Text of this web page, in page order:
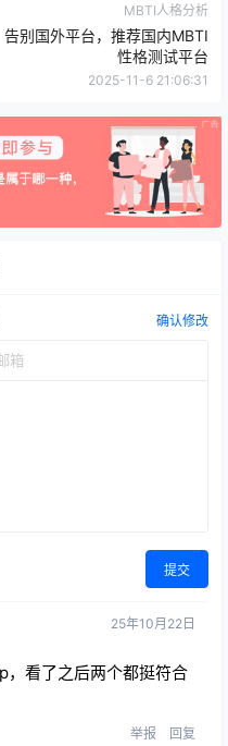
MBTI人格分析
告别国外平台，推荐国内MBTI
性格测试平台
2025-11-6 21:06:31
确认修改
提交
25年10月22日
看了之后两个都挺符合
举报 回复